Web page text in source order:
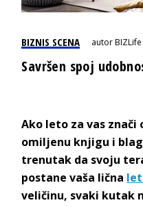
BIZNIS SCENA autorBIZLife
Savršen spoj
Ako leto za vas
omiljenu knjigu i
trenutak da svoju
postane vaša lična
veličinu, svaki kutak